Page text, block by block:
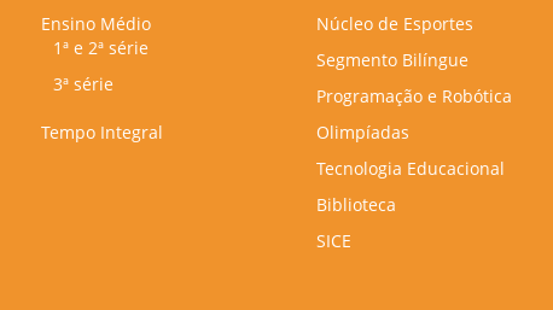
Ensino Médio
1ª e 2ª série
3ª série
Tempo Integral
Núcleo de Esportes
Segmento Bilíngue
Programação e Robótica
Olimpíadas
Tecnologia Educacional
Biblioteca
SICE